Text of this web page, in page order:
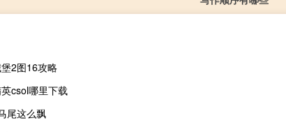
2图16攻略
csol哪里下载
尾这么飘